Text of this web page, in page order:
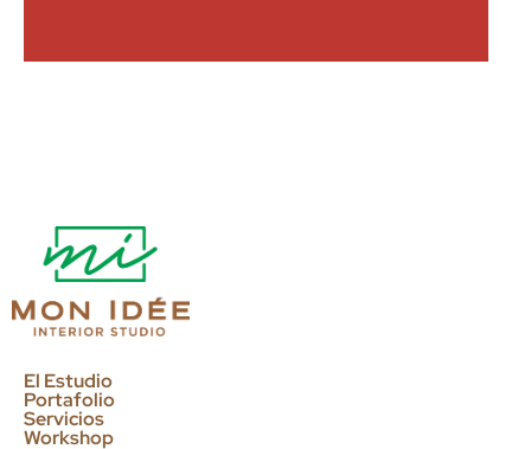
El Estudio
Portafolio
Servicios
Workshop